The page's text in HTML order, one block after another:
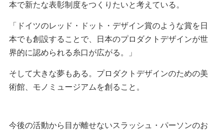
本で新たな表彰制度をつくりたいと考えている。
「ドイツのレッド・ドット・デザイン賞のような賞を日
本でも創設することで、日本のプロダクトデザインが世
界的に認められる糸口が広がる。」
そして大きな夢もある。プロダクトデザインのための美
術館、モノミュージアムを創ること。
今後の活動から目が離せないスラッシュ・パーソンのお